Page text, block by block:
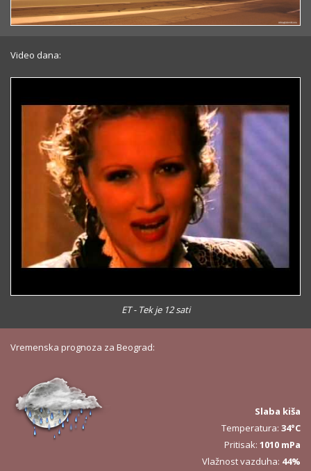
Video dana:
ET - Tek je 12 sati
Vremenska prognoza za Beograd:
Slaba kiša
Temperatura: 34°C
Pritisak: 1010 mPa
Vlažnost vazduha: 44%